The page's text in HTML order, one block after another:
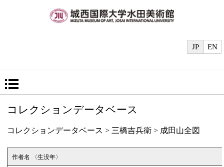
EN
JP
コレクションデータベース
コレクションデータベース > 三橋吉兵衛 > 成田山全図
作者名 〈生没年〉